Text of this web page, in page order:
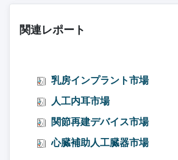
関連レポート
乳房インプラント市場
人工内耳市場
関節再建デバイス市場
心臓補助人工臓器市場